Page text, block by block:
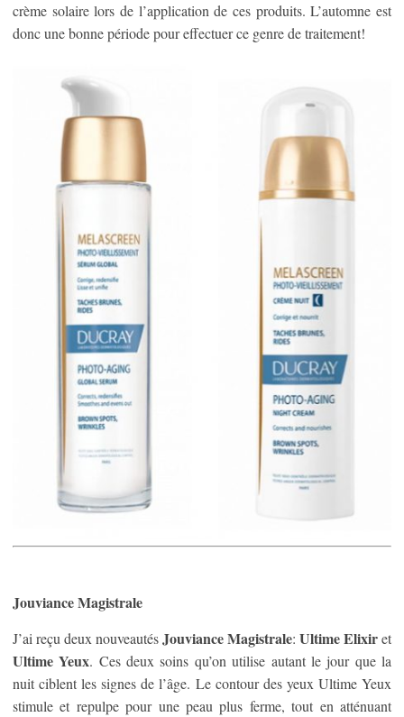
crème solaire lors de l’application de ces produits. L’automne est
donc une bonne période pour effectuer ce genre de traitement!
Jouviance Magistrale
J’ai reçu deux nouveautésJouviance Magistrale: Ultime Elixiret
Ultime Yeux. Ces deux soins qu’on utilise autant le jour que la
nuit ciblent les signes de l’âge. Le contour des yeux Ultime Yeux
stimule et repulpe pour une peau plus ferme, tout en atténuant